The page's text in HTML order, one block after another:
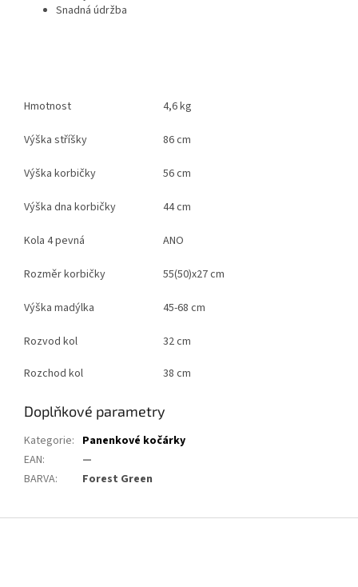
Snadná údržba
Hmotnost 4,6 kg
Výška stříšky 86 cm
Výška korbičky 56 cm
Výška dna korbičky 44 cm
Kola 4 pevná ANO
Rozměr korbičky 55(50)x27 cm
Výška madýlka 45-68 cm
Rozvod kol
32 cm
Rozchod kol
38 cm
Doplňkové parametry
Kategorie: Panenkové kočárky
EAN:
—
BARVA: Forest Green